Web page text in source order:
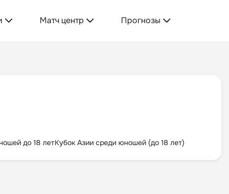
Матч центр Прогнозы
до 18 летКубок Азии среди юношей (до 18 лет)